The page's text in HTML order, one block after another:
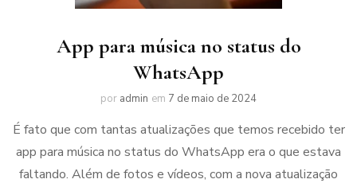
App para música no status do
WhatsApp
por admin em 7 de maio de 2024
É fato que com tantas atualizações que temos recebido ter
app para música no status do WhatsApp era o que estava
faltando. Além de fotos e vídeos, com a nova atualização